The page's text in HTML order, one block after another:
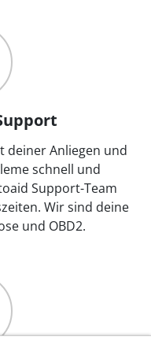
deiner Anliegen und
schnell und
Support-Team
Wir sind deine
und OBD2.